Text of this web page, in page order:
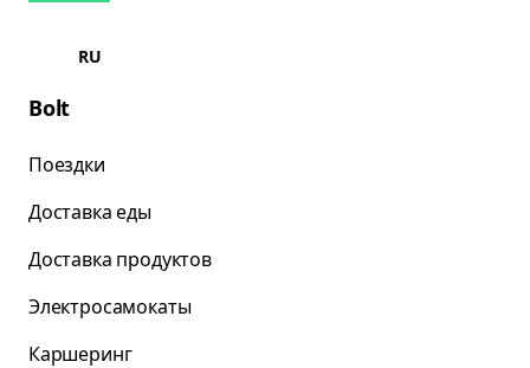
RU
Bolt
Поездки
Доставка еды
Доставка продуктов
Электросамокаты
Каршеринг